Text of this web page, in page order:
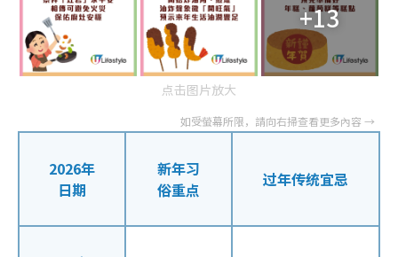
+13
点击图片放大
2026年
日期
新年习
俗重点
过年传统宜忌